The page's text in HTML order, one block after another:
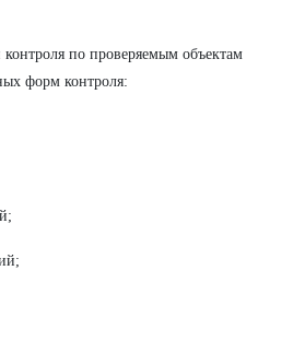
по проверяемым объектам
форм контроля: